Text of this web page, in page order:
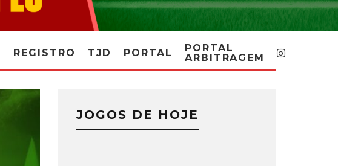
REGISTRO TJD PORTAL
PORTAL
ARBITRAGEM
JOGOS DE HOJE